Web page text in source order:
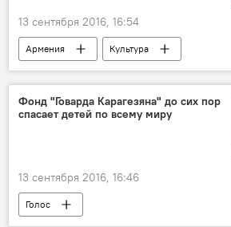
13 сентября 2016, 16:54
Армения Культура
Фонд "Говарда Карагезяна" до сих пор
спасает детей по всему миру
13 сентября 2016, 16:46
Голос